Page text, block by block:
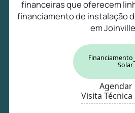
financeiras que oferecem
financiamento de instalação
em
Financiamento
Solar
Agendar
Visita Técnica